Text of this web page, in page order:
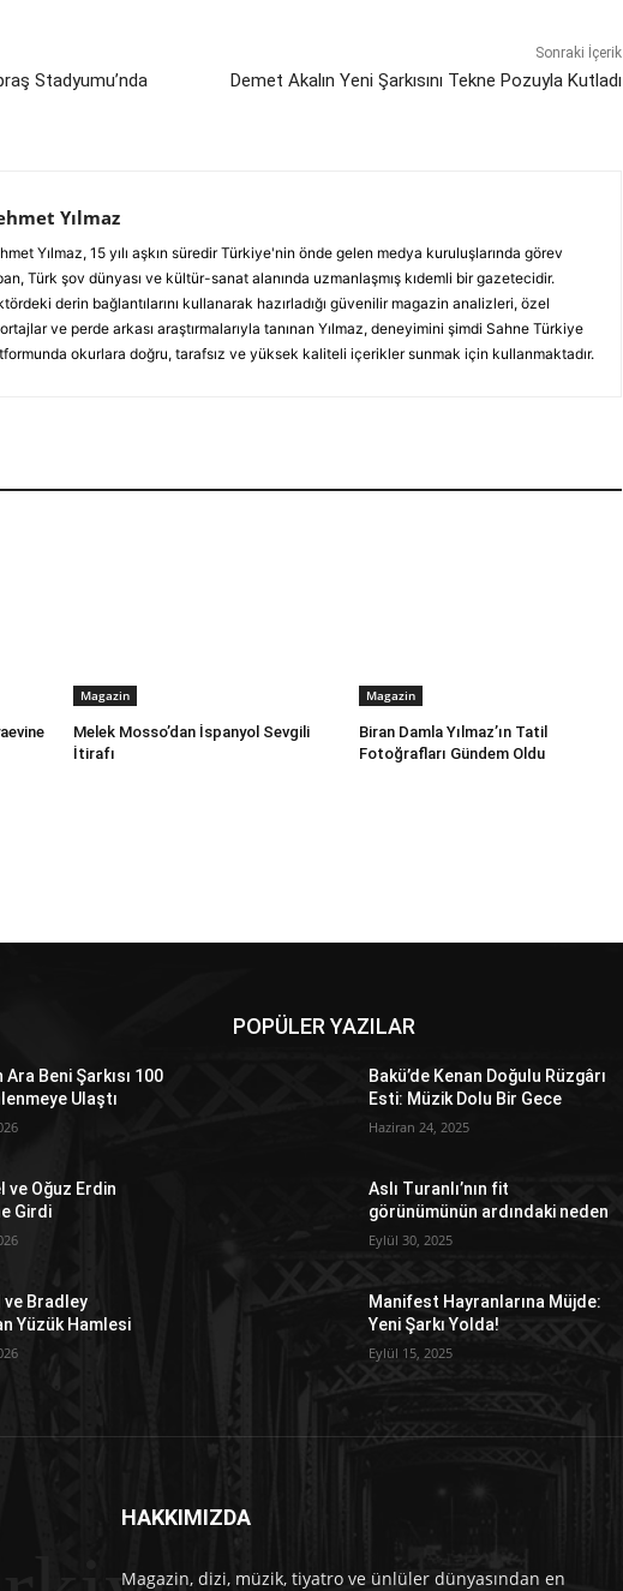
Stadyumu’nda
Sonraki İçerik
Demet Akalın Yeni Şarkısını Tekne Pozuyla Kutladı
Yılmaz
Yılmaz, 15 yılı aşkın süredir Türkiye'nin önde gelen medya kuruluşlarında görev
Türk şov dünyası ve kültür-sanat alanında uzmanlaşmış kıdemli bir gazetecidir.
derin bağlantılarını kullanarak hazırladığı güvenilir magazin analizleri, özel
ve perde arkası araştırmalarıyla tanınan Yılmaz, deneyimini şimdi Sahne Türkiye
okurlara doğru, tarafsız ve yüksek kaliteli içerikler sunmak için kullanmaktadır.
Magazin
Melek Mosso’dan İspanyol Sevgili
İtirafı
Magazin
Biran Damla Yılmaz’ın Tatil
Fotoğrafları Gündem Oldu
Ara Beni Şarkısı 100
Ulaştı
ve Oğuz Erdin
Girdi
ve Bradley
Yüzük Hamlesi
POPÜLER YAZILAR
Bakü’de Kenan Doğulu Rüzgârı
Esti: Müzik Dolu Bir Gece
Haziran 24, 2025
Aslı Turanlı’nın fit
görünümünün ardındaki neden
Eylül 30, 2025
Manifest Hayranlarına Müjde:
Yeni Şarkı Yolda!
Eylül 15, 2025
HAKKIMIZDA
Magazin, dizi, müzik, tiyatro ve ünlüler dünyasından en